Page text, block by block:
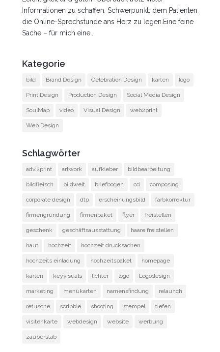
Informationen zu schaffen. Schwerpunkt: dem Patienten
die Online-Sprechstunde ans Herz zu legen.Eine feine
Sache – für mich eine...
Kategorie
bild Brand Design Celebration Design karten logo
Print Design Production Design Social Media Design
SoulMap video Visual Design web2print
Web Design
Schlagwörter
adv.2print artwork aufkleber bildbearbeitung
bildfleisch bildwelt briefbogen cd composing
corporate design dtp erscheinungsbild farbkorrektur
firmengründung firmenpaket flyer freistellen
geschenk geschäftsausstattung haare freistellen
haut hochzeit hochzeit drucksachen
hochzeits einladung hochzeitspaket homepage
karten keyvisuals lichter logo Logodesign
marketing menükarten namensfindung relaunch
retusche scribble shooting stempel tiefen
visitenkarte webdesign website werbung
zauberstab